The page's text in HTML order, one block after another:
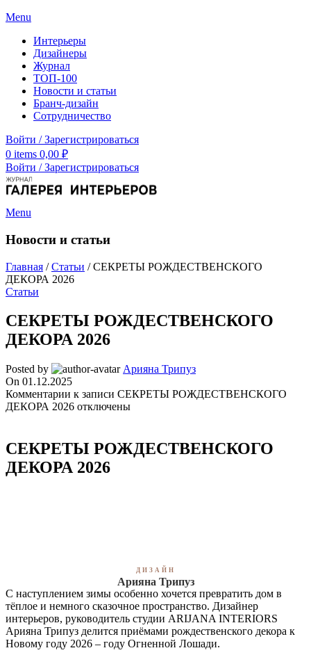
Menu
Интерьеры
Дизайнеры
Журнал
ТОП-100
Новости и статьи
Бранч-дизайн
Сотрудничество
Войти / Зарегистрироваться
0 items 0,00 ₽
Войти / Зарегистрироваться
Menu
Новости и статьи
Главная /Статьи /СЕКРЕТЫ РОЖДЕСТВЕНСКОГО
ДЕКОРА 2026
Статьи
СЕКРЕТЫ РОЖДЕСТВЕНСКОГО
ДЕКОРА 2026
Posted by
Арияна Трипуз
On 01.12.2025
Комментарии к записи СЕКРЕТЫ РОЖДЕСТВЕНСКОГО
ДЕКОРА 2026 отключены
СЕКРЕТЫ РОЖДЕСТВЕНСКОГО
ДЕКОРА 2026
ДИЗАЙН
Арияна Трипуз
С наступлением зимы особенно хочется превратить дом в
тёплое и немного сказочное пространство. Дизайнер
интерьеров, руководитель студии ARIJANA INTERIORS
Арияна Трипуз делится приёмами рождественского декора к
Новому году 2026 – году Огненной Лошади.